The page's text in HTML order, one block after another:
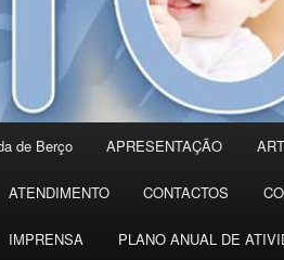
de Berço APRESENTAÇÃO
ATENDIMENTO CONTACTOS
IMPRENSA PLANO ANUAL DE